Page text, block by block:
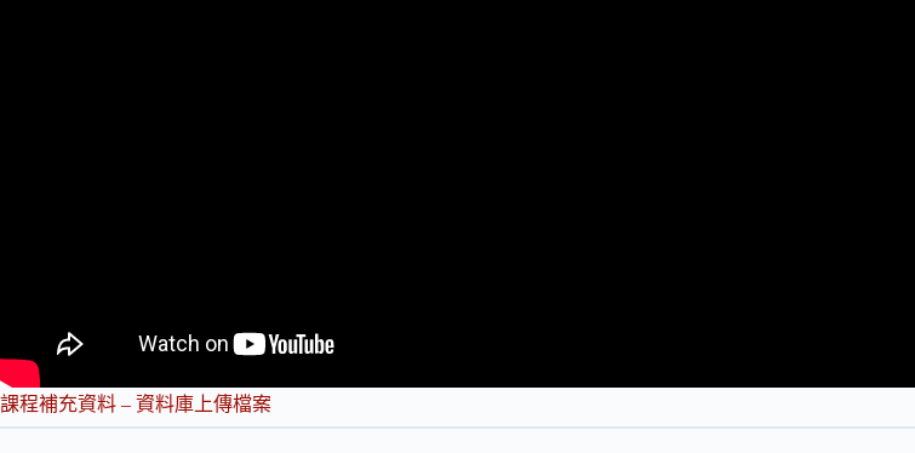
課程補充資料 – 資料庫上傳檔案